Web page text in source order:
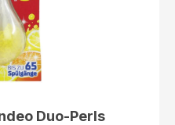
Duo-Perls